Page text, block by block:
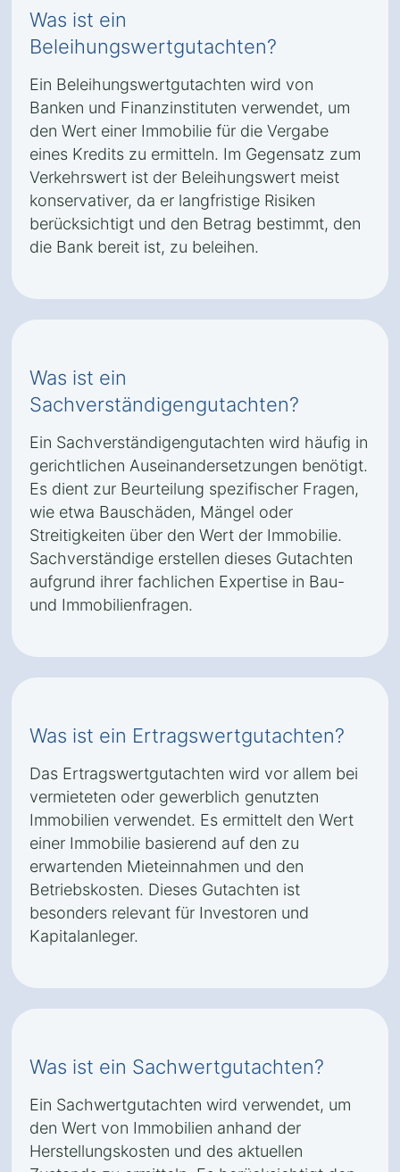
Was ist ein
Beleihungswertgutachten?
Ein Beleihungswertgutachten wird von
Banken und Finanzinstituten verwendet, um
den Wert einer Immobilie für die Vergabe
eines Kredits zu ermitteln. Im Gegensatz zum
Verkehrswert ist der Beleihungswert meist
konservativer, da er langfristige Risiken
berücksichtigt und den Betrag bestimmt, den
die Bank bereit ist, zu beleihen.
Was ist ein
Sachverständigengutachten?
Ein Sachverständigengutachten wird häufig in
gerichtlichen Auseinandersetzungen benötigt.
Es dient zur Beurteilung spezifischer Fragen,
wie etwa Bauschäden, Mängel oder
Streitigkeiten über den Wert der Immobilie.
Sachverständige erstellen dieses Gutachten
aufgrund ihrer fachlichen Expertise in Bau-
und Immobilienfragen.
Was ist ein Ertragswertgutachten?
Das Ertragswertgutachten wird vor allem bei
vermieteten oder gewerblich genutzten
Immobilien verwendet. Es ermittelt den Wert
einer Immobilie basierend auf den zu
erwartenden Mieteinnahmen und den
Betriebskosten. Dieses Gutachten ist
besonders relevant für Investoren und
Kapitalanleger.
Was ist ein Sachwertgutachten?
Ein Sachwertgutachten wird verwendet, um
den Wert von Immobilien anhand der
Herstellungskosten und des aktuellen